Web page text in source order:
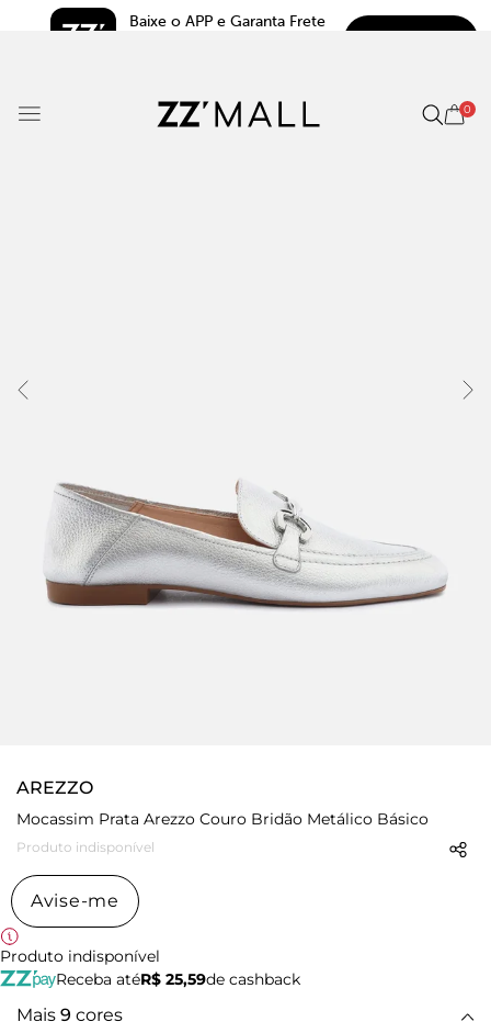
Baixe o APP e Garanta Frete
0
AREZZO
Mocassim Prata Arezzo Couro Bridão Metálico Básico
Produto indisponível
Avise-me
Produto indisponível
Receba atéR$ 25,59de cashback
Mais 9 cores